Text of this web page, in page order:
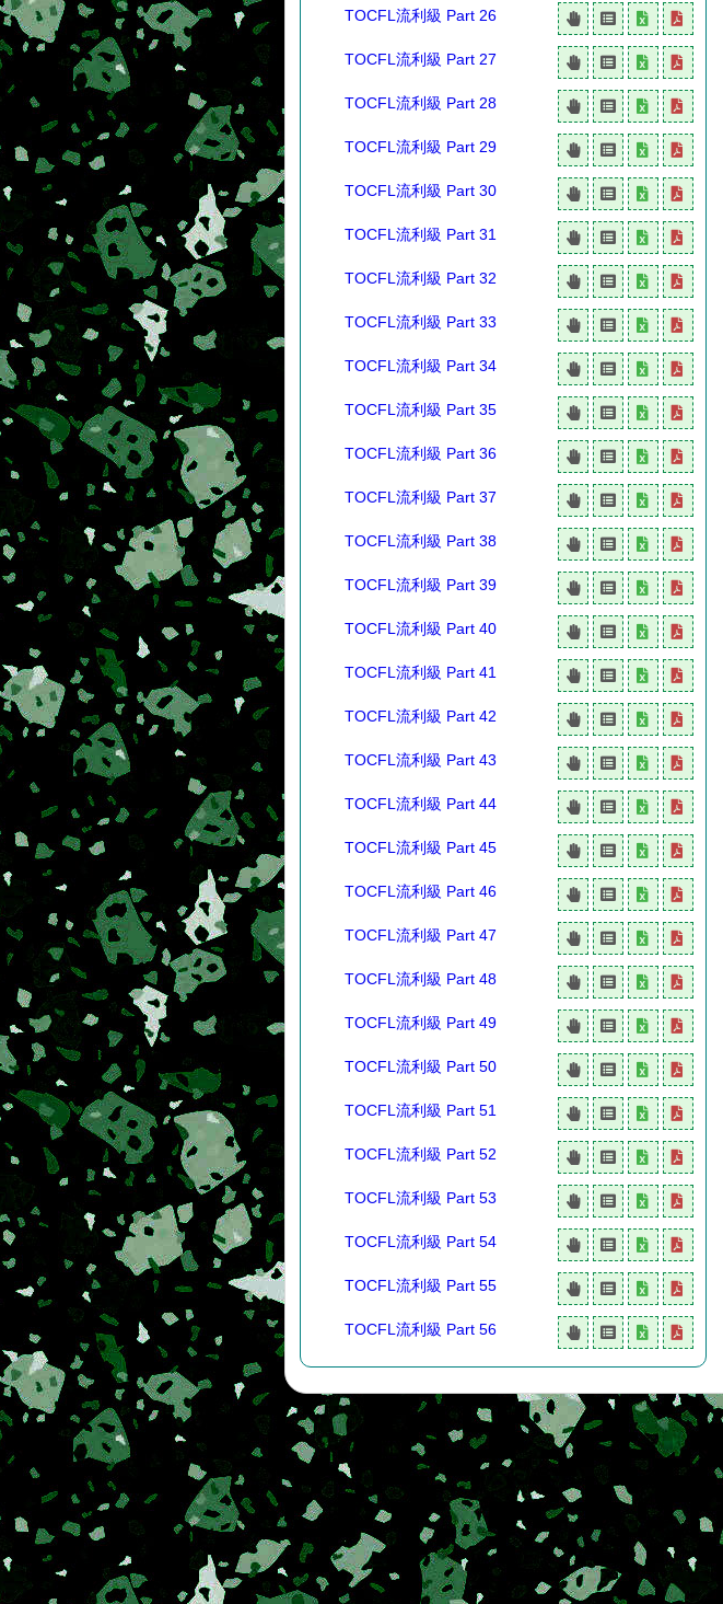
TOCFL流利級 Part 26
TOCFL流利級 Part 27
TOCFL流利級 Part 28
TOCFL流利級 Part 29
TOCFL流利級 Part 30
TOCFL流利級 Part 31
TOCFL流利級 Part 32
TOCFL流利級 Part 33
TOCFL流利級 Part 34
TOCFL流利級 Part 35
TOCFL流利級 Part 36
TOCFL流利級 Part 37
TOCFL流利級 Part 38
TOCFL流利級 Part 39
TOCFL流利級 Part 40
TOCFL流利級 Part 41
TOCFL流利級 Part 42
TOCFL流利級 Part 43
TOCFL流利級 Part 44
TOCFL流利級 Part 45
TOCFL流利級 Part 46
TOCFL流利級 Part 47
TOCFL流利級 Part 48
TOCFL流利級 Part 49
TOCFL流利級 Part 50
TOCFL流利級 Part 51
TOCFL流利級 Part 52
TOCFL流利級 Part 53
TOCFL流利級 Part 54
TOCFL流利級 Part 55
TOCFL流利級 Part 56